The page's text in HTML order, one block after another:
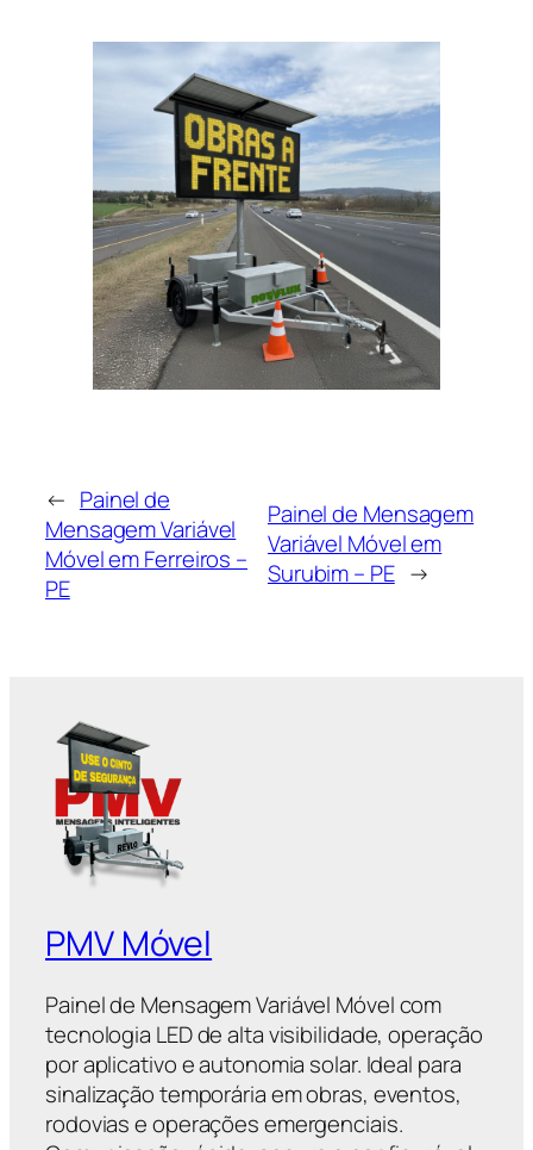
← Painel de
Mensagem Variável
Móvel em Ferreiros –
PE
Painel de Mensagem
Variável Móvel em
Surubim – PE →
PMV Móvel
Painel de Mensagem Variável Móvel com
tecnologia LED de alta visibilidade, operação
por aplicativo e autonomia solar. Ideal para
sinalização temporária em obras, eventos,
rodovias e operações emergenciais.